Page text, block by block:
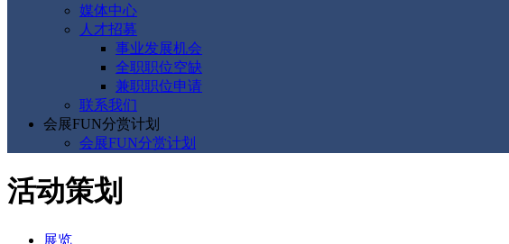
媒体中心
人才招募
事业发展机会
全职职位空缺
兼职职位申请
联系我们
会展FUN分赏计划
会展FUN分赏计划
活动策划
展览